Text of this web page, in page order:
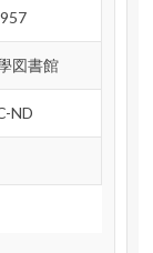
図書館
ND